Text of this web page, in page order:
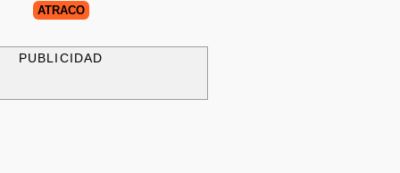
ATRACO
PUBLICIDAD